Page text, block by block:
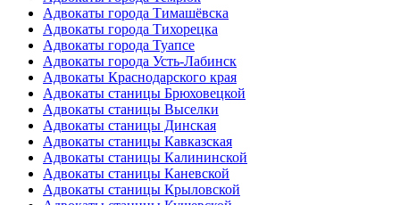
Адвокаты города Тимашёвска
Адвокаты города Тихорецка
Адвокаты города Туапсе
Адвокаты города Усть-Лабинск
Адвокаты Краснодарского края
Адвокаты станицы Брюховецкой
Адвокаты станицы Выселки
Адвокаты станицы Динская
Адвокаты станицы Кавказская
Адвокаты станицы Калининской
Адвокаты станицы Каневской
Адвокаты станицы Крыловской